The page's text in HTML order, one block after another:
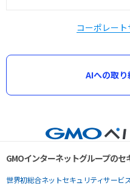
コーポレート
AIへの取り
GMOインターネットグループの
世界初総合ネットセキュリティサービ